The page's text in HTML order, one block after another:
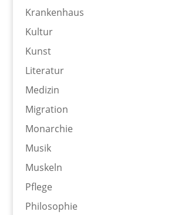
Krankenhaus
Kultur
Kunst
Literatur
Medizin
Migration
Monarchie
Musik
Muskeln
Pflege
Philosophie